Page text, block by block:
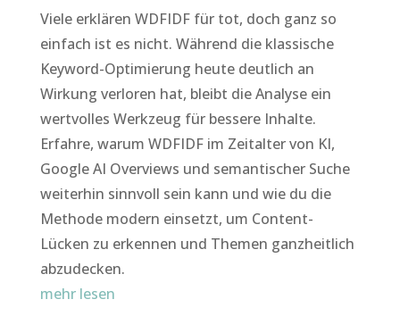
Viele erklären WDFIDF für tot, doch ganz so
einfach ist es nicht. Während die klassische
Keyword-Optimierung heute deutlich an
Wirkung verloren hat, bleibt die Analyse ein
wertvolles Werkzeug für bessere Inhalte.
Erfahre, warum WDFIDF im Zeitalter von KI,
Google AI Overviews und semantischer Suche
weiterhin sinnvoll sein kann und wie du die
Methode modern einsetzt, um Content-
Lücken zu erkennen und Themen ganzheitlich
abzudecken.
mehr lesen